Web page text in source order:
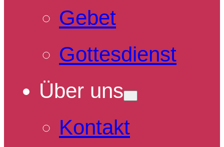
Gebet
Gottesdienst
Über uns
Kontakt